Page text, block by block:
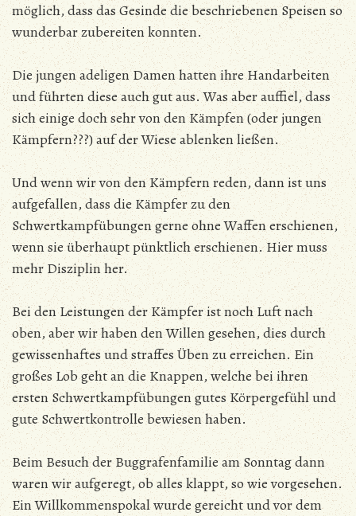
möglich, dass das Gesinde die beschriebenen Speisen so
wunderbar zubereiten konnten.
Die jungen adeligen Damen hatten ihre Handarbeiten
und führten diese auch gut aus. Was aber auffiel, dass
sich einige doch sehr von den Kämpfen (oder jungen
Kämpfern???) auf der Wiese ablenken ließen.
Und wenn wir von den Kämpfern reden, dann ist uns
aufgefallen, dass die Kämpfer zu den
Schwertkampfübungen gerne ohne Waffen erschienen,
wenn sie überhaupt pünktlich erschienen. Hier muss
mehr Disziplin her.
Bei den Leistungen der Kämpfer ist noch Luft nach
oben, aber wir haben den Willen gesehen, dies durch
gewissenhaftes und straffes Üben zu erreichen. Ein
großes Lob geht an die Knappen, welche bei ihren
ersten Schwertkampfübungen gutes Körpergefühl und
gute Schwertkontrolle bewiesen haben.
Beim Besuch der Buggrafenfamilie am Sonntag dann
waren wir aufgeregt, ob alles klappt, so wie vorgesehen.
Ein Willkommenspokal wurde gereicht und vor dem